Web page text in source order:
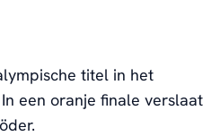
titel in het
een oranje finale verslaat